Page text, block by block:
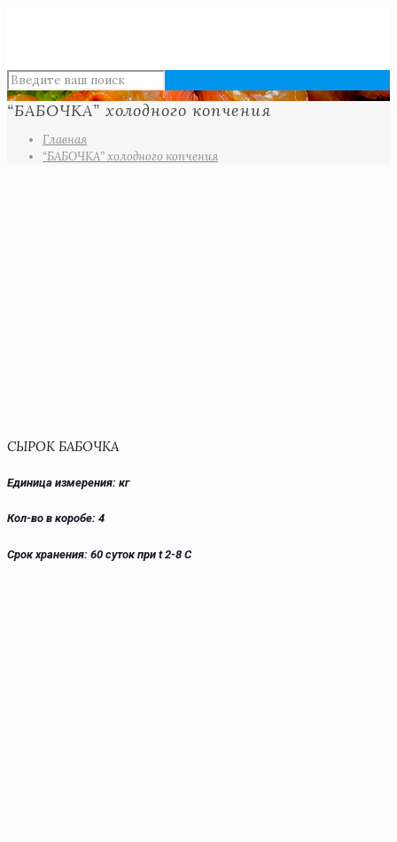
“БАБОЧКА” холодного копчения
Главная
“БАБОЧКА” холодного копчения
СЫРОК БАБОЧКА
Единица измерения: кг
Кол-во в коробе: 4
Срок хранения: 60 суток при t 2-8 С